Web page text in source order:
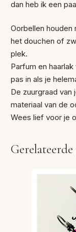
dan heb ik een
Oorbellen houden
het douchen of
plek.
Parfum en
pas in als je
De zuurgraad van
materiaal van de
Wees lief voor je